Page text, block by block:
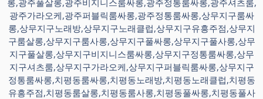
롱,광주풀살롱,광주비지니스룸싸롱,광주정통룸싸롱,광주셔츠룸,
광주가라오케,광주퍼블릭룸싸롱,광주정통룸싸롱,상무지구룸싸
롱,상무지구노래방,상무지구노래클럽,상무지구유흥주점,상무지
구룸살롱,상무지구룸사롱,상무지구풀싸롱,상무지구풀사롱,상무
지구풀살롱,상무지구비지니스룸싸롱,상무지구정통룸싸롱,상무
지구셔츠룸,상무지구가라오케,상무지구퍼블릭룸싸롱,상무지구
정통룸싸롱,치평동룸싸롱,치평동노래방,치평동노래클럽,치평동
유흥주점,치평동룸살롱,치평동룸사롱,치평동풀싸롱,치평동풀사